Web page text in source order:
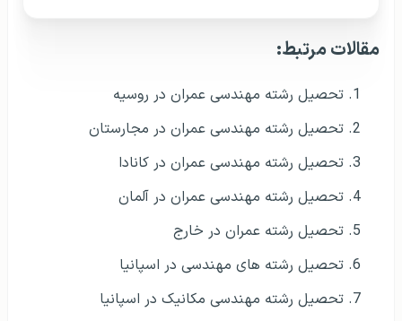
مقالات مرتبط:
تحصیل رشته مهندسی عمران در روسیه
تحصیل رشته مهندسی عمران در مجارستان
تحصیل رشته مهندسی عمران در کانادا
تحصیل رشته مهندسی عمران در آلمان
تحصیل رشته عمران در خارج
تحصیل رشته های مهندسی در اسپانیا
تحصیل رشته مهندسی مکانیک در اسپانیا